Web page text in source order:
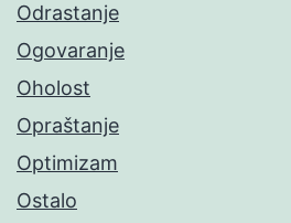
Odrastanje
Ogovaranje
Oholost
Opraštanje
Optimizam
Ostalo